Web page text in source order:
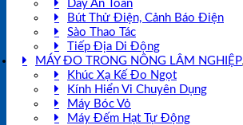
Dây An Toàn
Bút Thử Điện, Cảnh Báo Điện
Sào Thao Tác
Tiếp Địa Di Động
MÁY ĐO TRONG NÔNG LÂM NGHIỆP
Khúc Xạ Kế Đo Ngọt
Kính Hiển Vi Chuyên Dụng
Máy Bóc Vỏ
Máy Đếm Hạt Tự Động